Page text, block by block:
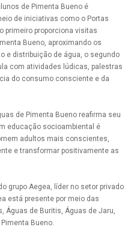
de Pimenta Bueno é
de iniciativas como o Portas
primeiro proporciona visitas
Bueno, aproximando os
e distribuição de água, o segundo
com atividades lúdicas, palestras
do consumo consciente e da
de Pimenta Bueno reafirma seu
educação socioambiental é
adultos mais conscientes,
e transformar positivamente as
grupo Aegea, líder no setor privado
está presente por meio das
Águas de Buritis, Águas de Jaru,
Bueno.